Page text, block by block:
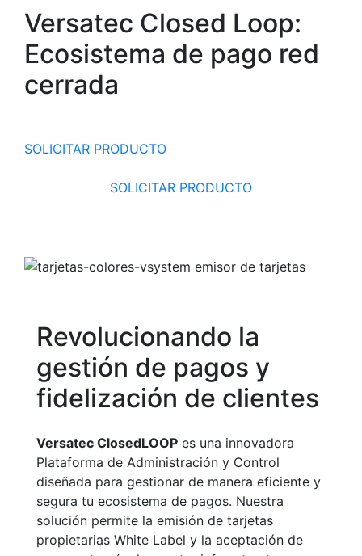
Versatec Closed Loop:
Ecosistema de pago red
cerrada
SOLICITAR PRODUCTO
SOLICITAR PRODUCTO
Revolucionando la
gestión de pagos y
fidelización de clientes
Versatec ClosedLOOP es una innovadora
Plataforma de Administración y Control
diseñada para gestionar de manera eficiente y
segura tu ecosistema de pagos. Nuestra
solución permite la emisión de tarjetas
propietarias White Label y la aceptación de